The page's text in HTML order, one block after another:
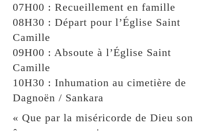
07H00 : Recueillement en famille
08H30 : Départ pour l’Église Saint
Camille
09H00 : Absoute à l’Église Saint
Camille
10H30 : Inhumation au cimetière de
Dagnoën / Sankara
« Que par la miséricorde de Dieu son